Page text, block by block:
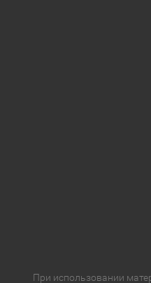
При использовании